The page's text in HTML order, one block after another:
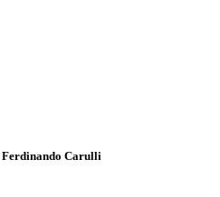
Ferdinando Carulli